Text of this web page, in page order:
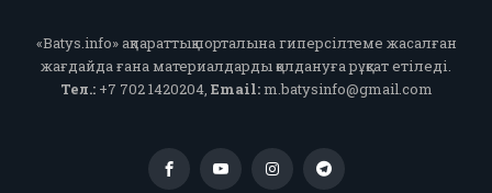
«Batys.info» ақпараттық порталына гиперсілтеме жасалған
жағдайда ғана материалдарды қолдануға рұқсат етіледі.
Тел.:+7 702 1420204, Email:m.batysinfo@gmail.com